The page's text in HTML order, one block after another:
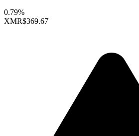
0.79%
XMR$369.67